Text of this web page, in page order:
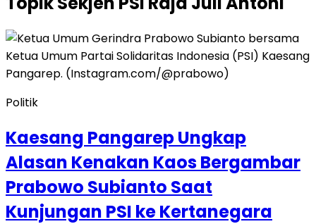
Politik
Kaesang Pangarep Ungkap
Alasan Kenakan Kaos Bergambar
Prabowo Subianto Saat
Kunjungan PSI ke Kertanegara